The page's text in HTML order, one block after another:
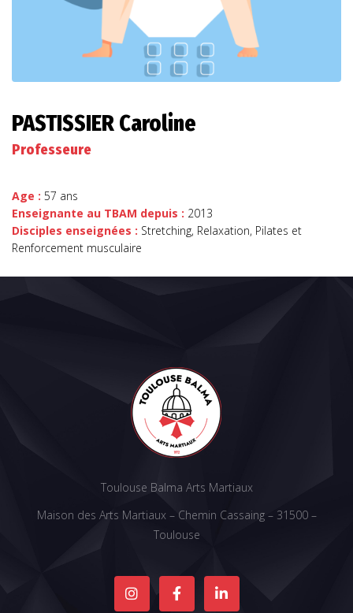
PASTISSIER Caroline
Professeure
Age : 57 ans
Enseignante au TBAM depuis : 2013
Disciples enseignées : Stretching, Relaxation, Pilates et
Renforcement musculaire
Toulouse Balma Arts Martiaux
Maison des Arts Martiaux – Chemin Cassaing – 31500 –
Toulouse